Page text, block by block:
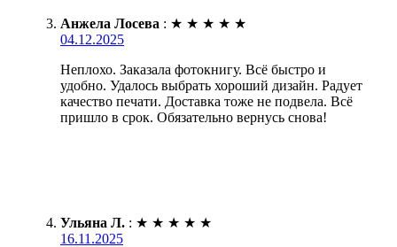
Анжела Лосева : ★ ★ ★ ★ ★
04.12.2025
Неплохо. Заказала фотокнигу. Всё быстро и
удобно. Удалось выбрать хороший дизайн. Радует
качество печати. Доставка тоже не подвела. Всё
пришло в срок. Обязательно вернусь снова!
Ульяна Л. : ★ ★ ★ ★ ★
16.11.2025